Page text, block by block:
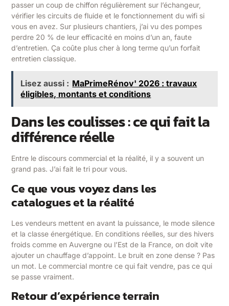
passer un coup de chiffon régulièrement sur l’échangeur,
vérifier les circuits de fluide et le fonctionnement du wifi si
vous en avez. Sur plusieurs chantiers, j’ai vu des pompes
perdre 20 % de leur efficacité en moins d’un an, faute
d’entretien. Ça coûte plus cher à long terme qu’un forfait
entretien classique.
Lisez aussi : MaPrimeRénov' 2026 : travaux
éligibles, montants et conditions
Dans les coulisses : ce qui fait la
différence réelle
Entre le discours commercial et la réalité, il y a souvent un
grand pas. J’ai fait le tri pour vous.
Ce que vous voyez dans les
catalogues et la réalité
Les vendeurs mettent en avant la puissance, le mode silence
et la classe énergétique. En conditions réelles, sur des hivers
froids comme en Auvergne ou l’Est de la France, on doit vite
ajouter un chauffage d’appoint. Le bruit en zone dense ? Pas
un mot. Le commercial montre ce qui fait vendre, pas ce qui
se passe vraiment.
Retour d’expérience terrain